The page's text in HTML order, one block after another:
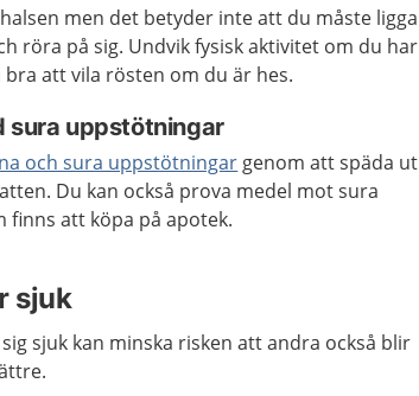
men det betyder inte att du måste ligga
röra på sig. Undvik fysisk aktivitet om du har
att vila rösten om du är hes.
sura uppstötningar
och sura uppstötningar genom att späda ut
Du kan också prova medel mot sura
att köpa på apotek.
sjuk
sjuk kan minska risken att andra också blir